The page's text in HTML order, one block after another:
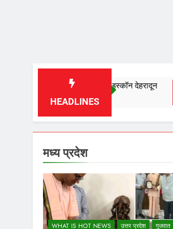
HEADLINES
गोपीनाथ दास, इस्कॉन देहरादून
मध्य प्रदेश
WHAT IS HOT NEWS उत्तर प्रदेश
गुजरात